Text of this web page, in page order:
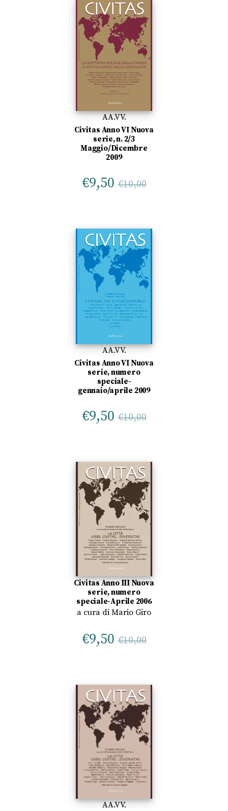
AA.VV.
Civitas Anno VI Nuova
serie, n. 2/3
Maggio/Dicembre
2009
€9,50 €10,00
AA.VV.
Civitas Anno VI Nuova
serie, numero
speciale-
gennaio/aprile 2009
€9,50 €10,00
Civitas Anno III Nuova
serie, numero
speciale-Aprile 2006
a cura di Mario Giro
€9,50 €10,00
AA.VV.